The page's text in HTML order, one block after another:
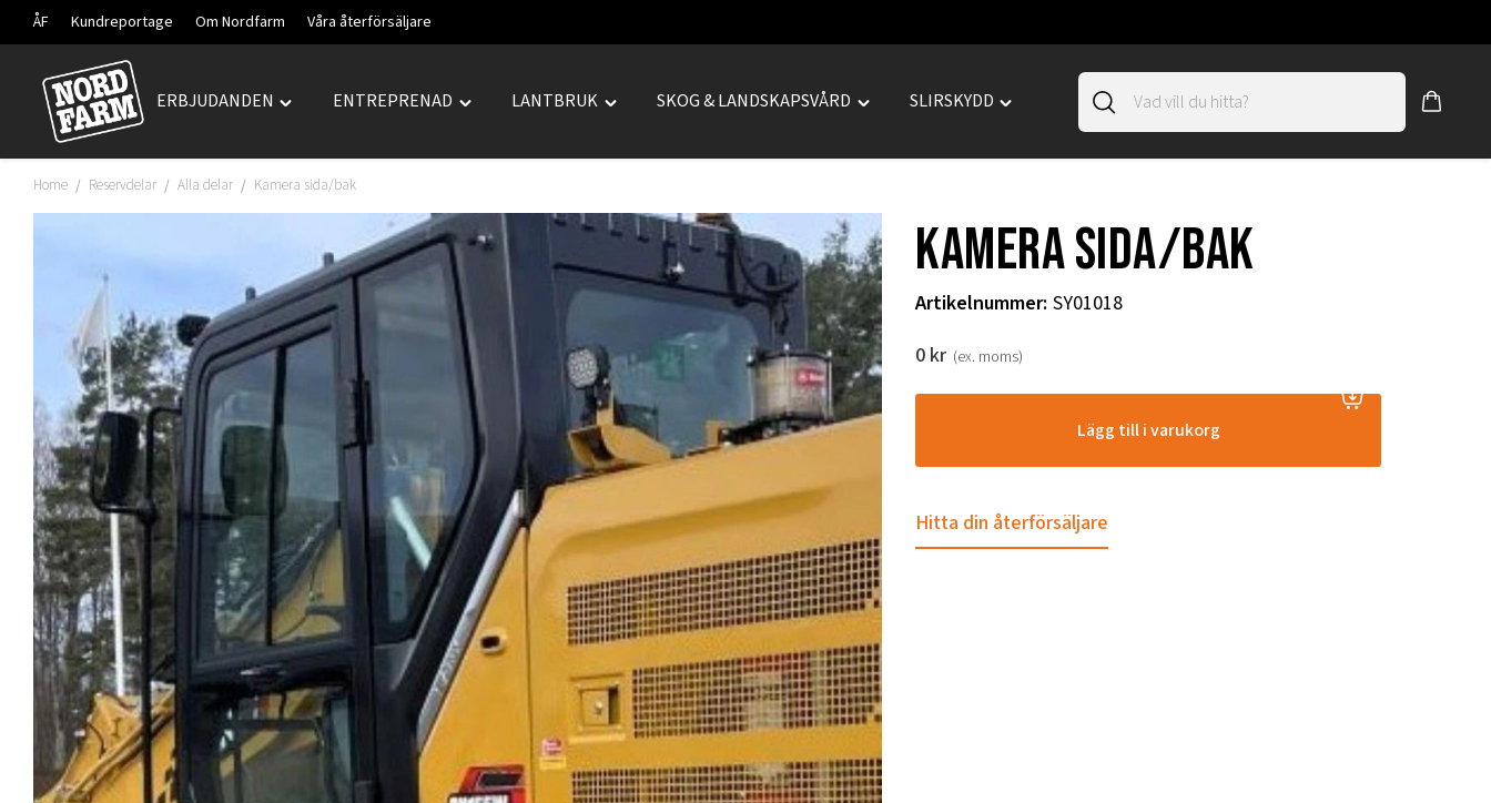
ÅF Kundreportage Om Nordfarm Våra återförsäljare
Hoppa
innehåll
ERBJUDANDEN
Toggle
menu
ENTREPRENAD
Toggle
LANTBRUK
Toggle
SKOG & LANDSKAPSVÅRD
Toggle
LANDSKAPSVÅRD"
menu
SLIRSKYDD
Toggle
Home / Reservdelar / Alla delar / Kamera sida/bak
Kamera sida/bak
Artikelnummer: SY01018
0 kr (ex. moms)
Lägg till i varukorg
Hitta din återförsäljare